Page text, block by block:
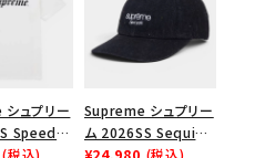
ュプリー
Speed
Tシャツ
(税込)
Supreme シュプリー
ム 2026SS Sequin
Denim Classic
¥24,980 (税込)